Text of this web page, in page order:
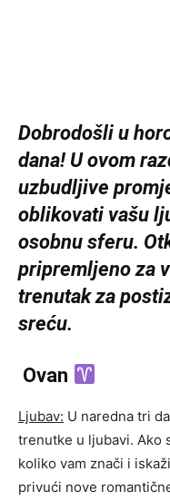
Dobrodošli u
dana! U ovom
uzbudljive
oblikovati vašu
osobnu sferu.
pripremljeno za
trenutak za
sreću.
Ovan
Ljubav: U naredna tri
trenutke u ljubavi. Ako
koliko vam znači i
privući nove